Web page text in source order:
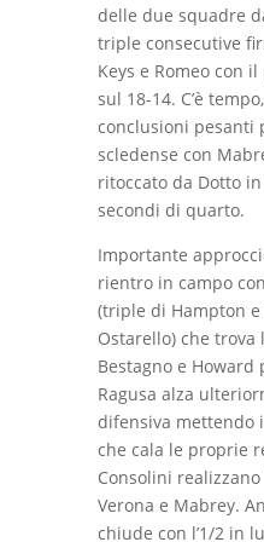
delle due squadre
triple consecutive
Keys e Romeo con
sul 18-14. C’è
conclusioni pesanti
scledense con
ritoccato da Dotto
secondi di quarto.
Importante
rientro in campo
(triple di Hampton
Ostarello) che trova
Bestagno e Howard
Ragusa alza
difensiva mettendo
che cala le proprie
Consolini
Verona e Mabrey.
chiude con l’1/2 in